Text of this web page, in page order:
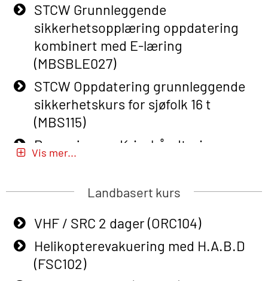
Basic Safety Training – Refresher
Course (English) (OBS1063)
Basic Safety Training (English) – with
E-learning (OBSBLE050)
Helikopterevakuering inkl pustelunge
med adaptive e-læring (OSEBLE018)
Helicopter Underwater Escape incl.
Airpocket with E-learning (English)
Additional Basic Safety Training for
Grunnleggende Sikkerhetskurs –
Rep. for helikoptermannskap inkl.
HABD (FSC122)
STCW Grunnleggende
sikkerhetsopplæring oppdatering
kombinert med E-læring
(MBSBLE027)
STCW Oppdatering grunnleggende
sikkerhetskurs for sjøfolk 16 t
(MBS115)
Passasjer- og Krisehåndtering
(MBSBLE020)
Passasjer- og Krisehåndtering
oppdatering (MBSBLE019)
STCW Grunnleggende
sikkerhetsopplæring for fiskere
(MBSBLE031)
Vis mer...
Landbasert kurs
VHF / SRC 2 dager (ORC104)
Helikopterevakuering med H.A.B.D
(FSC102)